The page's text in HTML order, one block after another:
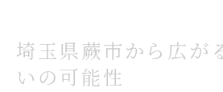
埼玉県蕨市から広が
いの可能性